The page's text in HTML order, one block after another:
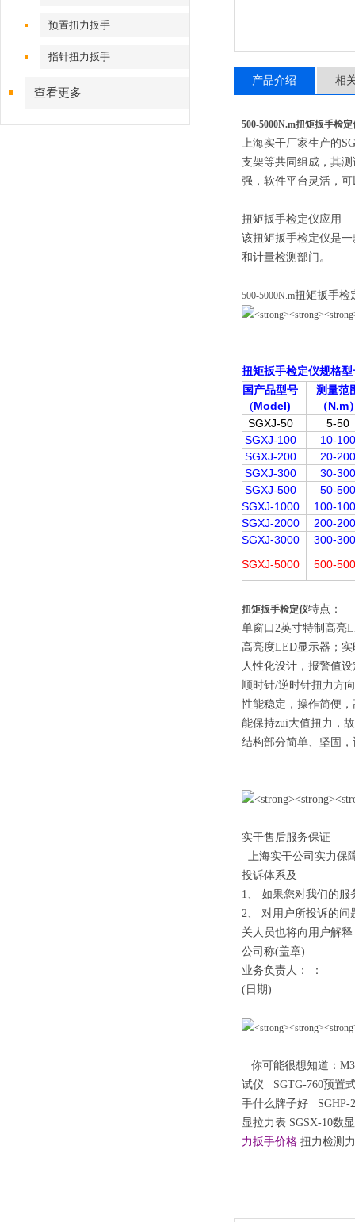
扭力扳手
预置扭力扳手
指针扭力扳手
查看更多
产品介绍 相
500-5000N.m扭矩扳手检定
上海实干厂家生产的
支架等共同组成，其
强，软件平台灵活，
扭矩扳手检定仪应用
该扭矩扳手检定仪是
和计量检测部门。
500-5000N.m扭矩扳手检
扭矩扳手检定仪规格型
国产品型号
(Model)
测量范
（N.m
SGXJ-50
5-50
SGXJ-100
10-
SGXJ-200
20-
SGXJ-300
30-
SGXJ-500
50-
SGXJ-1000
100-
SGXJ-2000
200-
SGXJ-3000
300-
SGXJ-5000
500-
扭矩扳手检定仪特点：
单窗口2英寸特制高亮
高亮度LED显示器；
人性化设计，报警值
顺时针/逆时针扭力方
性能稳定，操作简便
能保持zui大值扭力，
结构部分简单、坚固
实干售后服务保证
上海实干公司实力保
投诉体系及
1、 如果您对我们的
2、 对用户所投诉的
关人员也将向用户解
公司称(盖章)
业务负责人： ：
(日期)
你可能很想知道 ：
试仪
SGTG-760预置
手什么牌子好
SGHP-
显拉力表 SGSX-10数
力扳手价格 扭力检测